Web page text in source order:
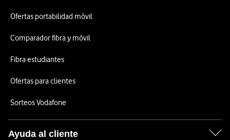
Ofertas portabilidad móvil
Comparador fibra y móvil
Fibra estudiantes
Ofertas para clientes
Sorteos Vodafone
Ayuda al cliente